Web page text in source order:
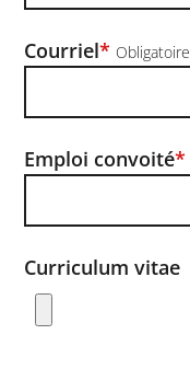
Courriel* Obligatoire
Emploi convoité*
Curriculum vitae